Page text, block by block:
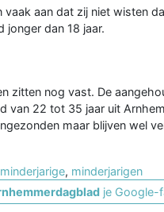
vaak aan dat zij niet wisten
jonger dan 18 jaar.
zitten nog vast. De
van 22 tot 35 jaar uit
maar blijven wel
minderjarige, minderjarigen
je Google-